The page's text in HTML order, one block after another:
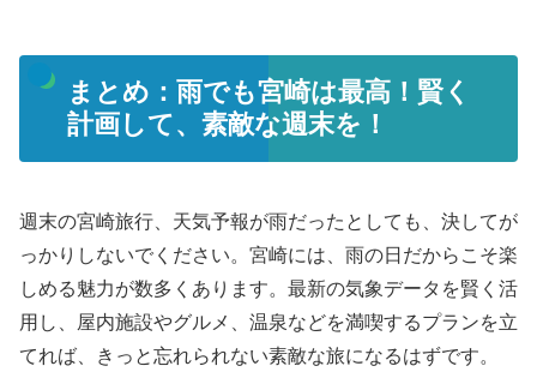
まとめ：雨でも宮崎は最高！賢く
計画して、素敵な週末を！
週末の宮崎旅行、天気予報が雨だったとしても、決してが
っかりしないでください。宮崎には、雨の日だからこそ楽
しめる魅力が数多くあります。最新の気象データを賢く活
用し、屋内施設やグルメ、温泉などを満喫するプランを立
てれば、きっと忘れられない素敵な旅になるはずです。